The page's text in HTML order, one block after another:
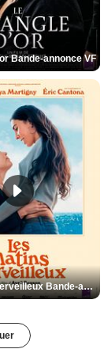
Bande-annonce VF
Les Matins merveilleux Bande-annonce VF